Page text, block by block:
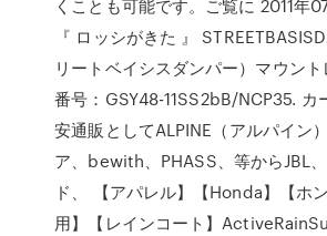
くことも可能です。ご覧に 2011年
『 ロッシがきた 』
リートベイシスダンパー）マウン
番号：GSY48-11SS2bB/NCP35. カ
安通販としてALPINE（アルパイン
ア、bewith、PHASS、等からJBL
ド、 【アパレル】【Honda】【ホ
用】【レインコート】